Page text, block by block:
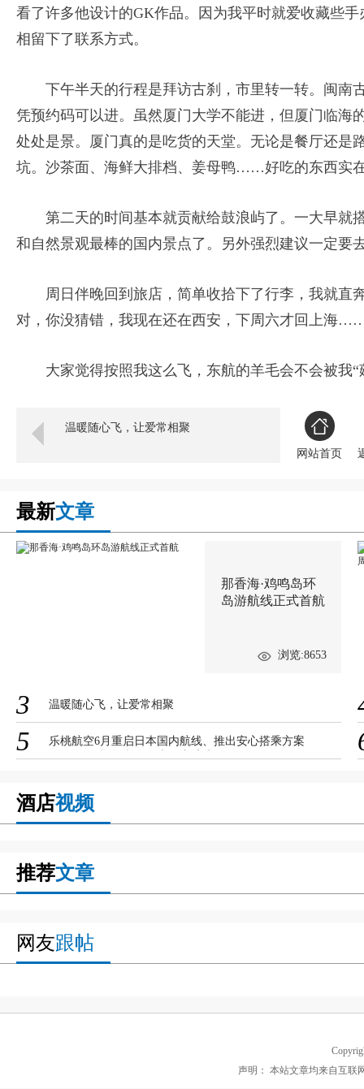
看了许多他设计的GK作品。因为我平时就爱收藏些
相留下了联系方式。
下午半天的行程是拜访古刹，市里转一转。闽南
凭预约码可以进。虽然厦门大学不能进，但厦门临海
处处是景。厦门真的是吃货的天堂。无论是餐厅还是
坑。沙茶面、海鲜大排档、姜母鸭……好吃的东西实
第二天的时间基本就贡献给鼓浪屿了。一大早就
和自然景观最棒的国内景点了。另外强烈建议一定要
周日伴晚回到旅店，简单收拾下了行李，我就
对，你没猜错，我现在还在西安，下周六才回上海
大家觉得按照我这么飞，东航的羊毛会不会被我“
温暖随心飞，让爱常相聚
网站首页
最新文章
那香海·鸡鸣岛环
岛游航线正式首航
浏览:8653
3 温暖随心飞，让爱常相聚
5
乐桃航空6月重启日本国内航线、推出安心搭乘方案
酒店视频
推荐文章
网友跟帖
声明： 本站文章均来自互联